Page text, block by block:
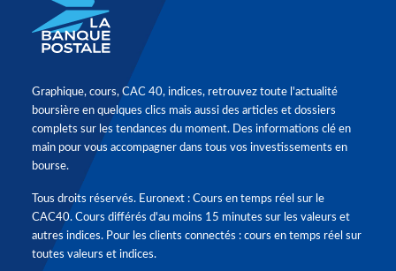
Graphique, cours, CAC 40, indices, retrouvez toute l'actualité
boursière en quelques clics mais aussi des articles et dossiers
complets sur les tendances du moment. Des informations clé en
main pour vous accompagner dans tous vos investissements en
bourse.
Tous droits réservés. Euronext : Cours en temps réel sur le
CAC40. Cours différés d'au moins 15 minutes sur les valeurs et
autres indices. Pour les clients connectés : cours en temps réel sur
toutes valeurs et indices.